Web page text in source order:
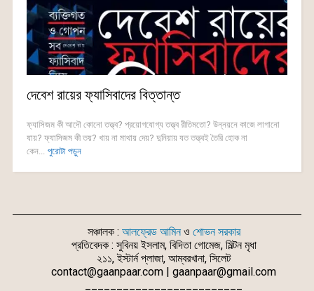
দেবেশ রায়ের ফ্যাসিবাদের বিত্তান্ত
ফ্যাসিজম কী আদৌ কোনো তত্ত্ব? প্রয়োগযোগ্য তত্ত্ব রীতিমতো? উন্নয়নে কাজে লাগানো
যায়? ফ্যাসিজম কী তয়? খায় না মাথায় দেয়? দুনিয়ায় যত তত্ত্বই তৈরি হোক না
কেন... পুরোটা পড়ুন
সঞ্চালক : আলফ্রেড আমিনও শোভন সরকার
প্রতিবেদক : সুবিনয় ইসলাম, বিদিতা গোমেজ, মিল্টন মৃধা
২১১, ইস্টার্ন প্লাজা, আম্বরখানা, সিলেট
contact@gaanpaar.com | gaanpaar@gmail.com